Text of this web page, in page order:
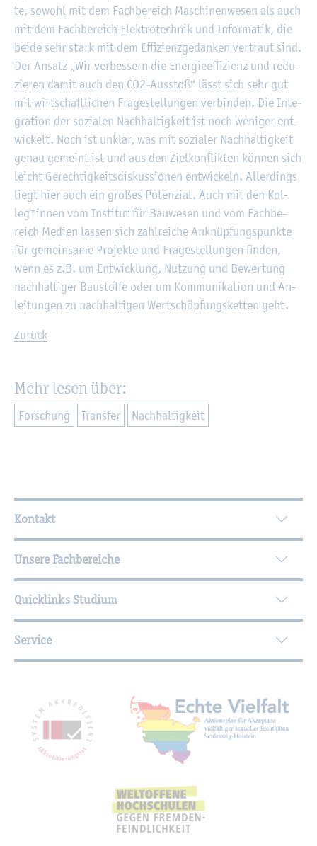
te, so­wohl mit dem Fach­be­reich Ma­schi­nen­we­sen als auch
mit dem Fach­be­reich Elek­tro­tech­nik und In­for­ma­tik, die
beide sehr stark mit dem Ef­fi­zi­enz­ge­dan­ken ver­traut sind.
Der An­satz „Wir ver­bes­sern die En­er­gie­ef­fi­zi­enz und re­du­
zie­ren damit auch den CO2-Aus­stoß“ lässt sich sehr gut
mit wirt­schaft­li­chen Fra­ge­stel­lun­gen ver­bin­den. Die In­te­
gra­ti­on der so­zia­len Nach­hal­tig­keit ist noch we­ni­ger ent­
wi­ckelt. Noch ist un­klar, was mit so­zia­ler Nach­hal­tig­keit
genau ge­meint ist und aus den Ziel­kon­flik­ten kön­nen sich
leicht Ge­rech­tig­keits­dis­kus­sio­nen ent­wi­ckeln. Al­ler­dings
liegt hier auch ein gro­ßes Po­ten­zi­al. Auch mit den Kol­
leg*innen vom In­sti­tut für Bau­we­sen und vom Fach­be­
reich Me­di­en las­sen sich zahl­rei­che An­knüp­fungs­punk­te
für ge­mein­sa­me Pro­jek­te und Fra­ge­stel­lun­gen fin­den,
wenn es z.B. um Ent­wick­lung, Nut­zung und Be­wer­tung
nach­hal­ti­ger Bau­stof­fe oder um Kom­mu­ni­ka­ti­on und An­
lei­tun­gen zu nach­hal­ti­gen Wert­schöp­fungs­ket­ten geht.
Zu­rück
Mehr lesen über:
For­schung Trans­fer Nach­hal­tig­keit
Wei­ter­füh­ren­de In­for­ma­tio­nen
Kontakt
Unsere Fachbereiche
Quicklinks Studium
Service
Mit­glied­schaf­ten,